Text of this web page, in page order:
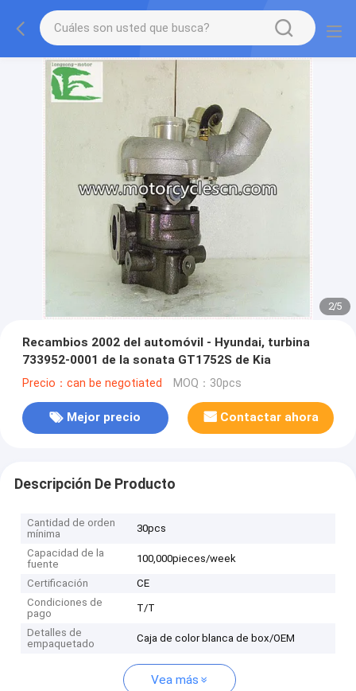
2/5
Recambios 2002 del automóvil - Hyundai, turbina
733952-0001 de la sonata GT1752S de Kia
Precio：can be negotiated MOQ：30pcs
Mejor precio Contactar ahora
Descripción De Producto
Cantidad de orden
mínima
30pcs
Capacidad de la
fuente
100,000pieces/week
Certificación
CE
Condiciones de
pago
T/T
Detalles de
empaquetado
Caja de color blanca de box/OEM
Vea más